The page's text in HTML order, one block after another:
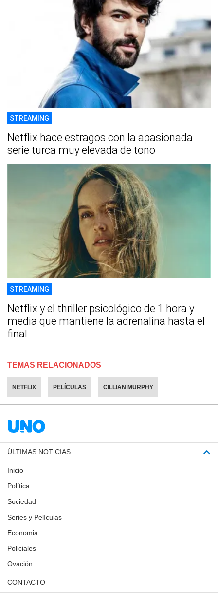
STREAMING
Netflix hace estragos con la apasionada
serie turca muy elevada de tono
STREAMING
Netflix y el thriller psicológico de 1 hora y
media que mantiene la adrenalina hasta el
final
TEMAS RELACIONADOS
NETFLIX PELÍCULAS CILLIAN MURPHY
ÚLTIMAS NOTICIAS
Inicio
Política
Sociedad
Series y Películas
Economia
Policiales
Ovación
CONTACTO